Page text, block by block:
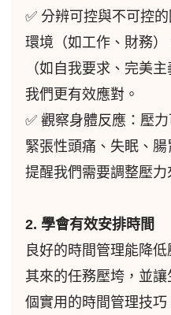
✅ 分辨可控與不可控
環境（如工作、財務
（如自我要求、完美
我們更有效應對。
✅ 觀察身體反應：壓
緊張性頭痛、失眠、
提醒我們需要調整壓力
2. 學會有效安排時間
良好的時間管理能降
其來的任務壓垮，並
個實用的時間管理技巧